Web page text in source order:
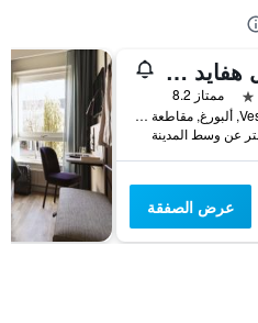
كمويل هفايد هس آلبورج، دولتسي باي ويندام
ممتاز 8.2
Vesterbro 2, ألبورغ, مقاطعة شمال غوتلاند, الدانمارك
عرض الصفقة